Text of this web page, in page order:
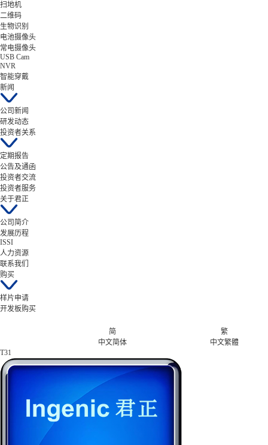
扫地机
二维码
生物识别
电池摄像头
常电摄像头
USB Cam
NVR
智能穿戴
新闻
公司新闻
研发动态
投资者关系
定期报告
公告及通函
投资者交流
投资者服务
关于君正
公司简介
发展历程
ISSI
人力资源
联系我们
购买
样片申请
开发板购买
简
中文简体
繁
中文繁體
T31